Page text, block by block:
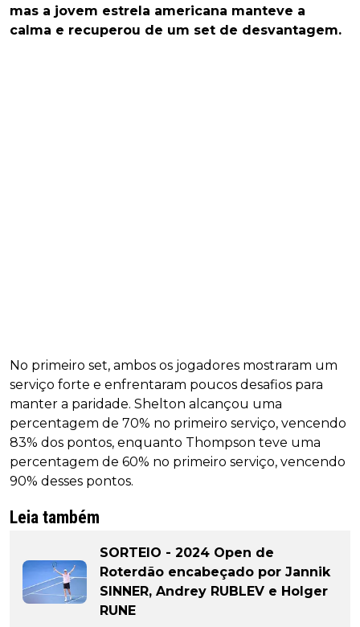
mas a jovem estrela americana manteve a
calma e recuperou de um set de desvantagem.
No primeiro set, ambos os jogadores mostraram um
serviço forte e enfrentaram poucos desafios para
manter a paridade. Shelton alcançou uma
percentagem de 70% no primeiro serviço, vencendo
83% dos pontos, enquanto Thompson teve uma
percentagem de 60% no primeiro serviço, vencendo
90% desses pontos.
Leia também
SORTEIO - 2024 Open de
Roterdão encabeçado por Jannik
SINNER, Andrey RUBLEV e Holger
RUNE